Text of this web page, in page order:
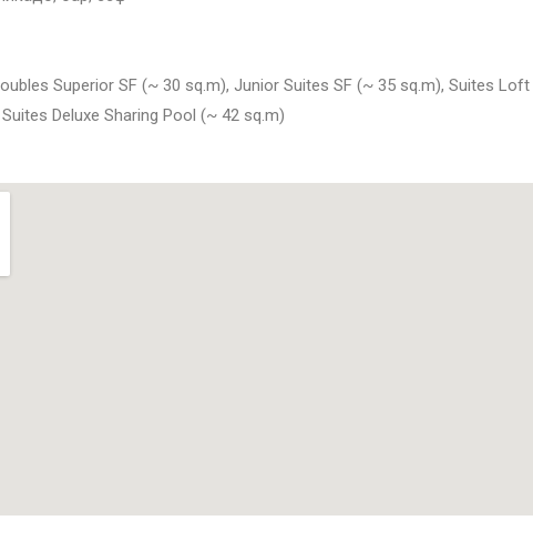
Superior SF (~ 30 sq.m), Junior Suites SF (~ 35 sq.m), Suites
Deluxe Sharing Pool (~ 42 sq.m)